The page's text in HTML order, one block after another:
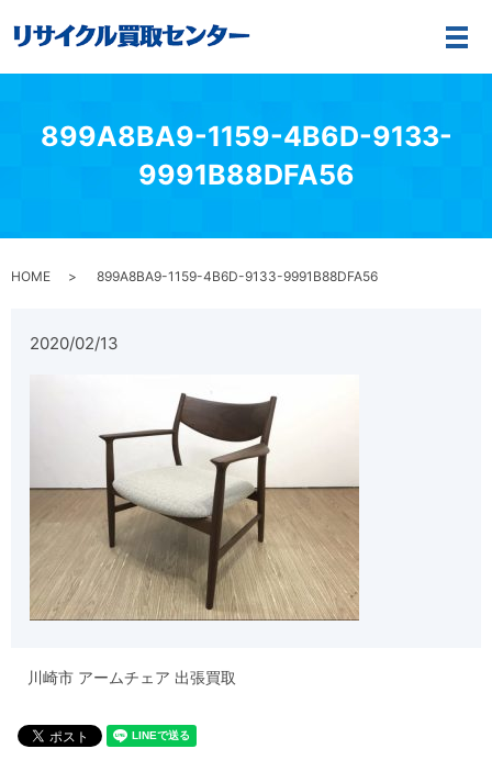
メ
899A8BA9-1159-4B6D-9133-
9991B88DFA56
HOME 899A8BA9-1159-4B6D-9133-9991B88DFA56
2020/02/13
川崎市 アームチェア 出張買取